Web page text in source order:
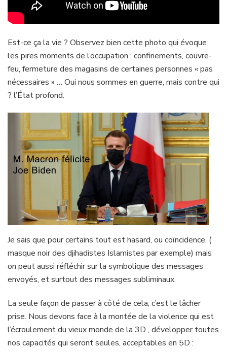
Est-ce ça la vie ? Observez bien cette photo qui évoque
les pires moments de l’occupation : confinements, couvre-
feu, fermeture des magasins de certaines personnes « pas
nécessaires » … Oui nous sommes en guerre, mais contre qui
? l’État profond.
Je sais que pour certains tout est hasard, ou coïncidence, (
masque noir des djihadistes Islamistes par exemple) mais
on peut aussi réfléchir sur la symbolique des messages
envoyés, et surtout des messages subliminaux.
La seule façon de passer à côté de cela, c’est le lâcher
prise. Nous devons face à la montée de la violence qui est
l’écroulement du vieux monde de la 3D , développer toutes
nos capacités qui seront seules, acceptables en 5D :